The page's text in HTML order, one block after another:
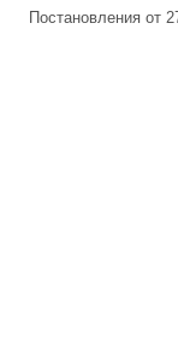
Постановления от